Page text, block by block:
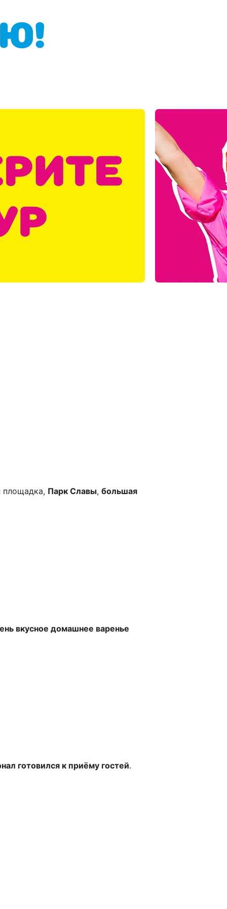
площадка, Парк Славы, большая
вкусное домашнее варенье
готовился к приёму гостей.